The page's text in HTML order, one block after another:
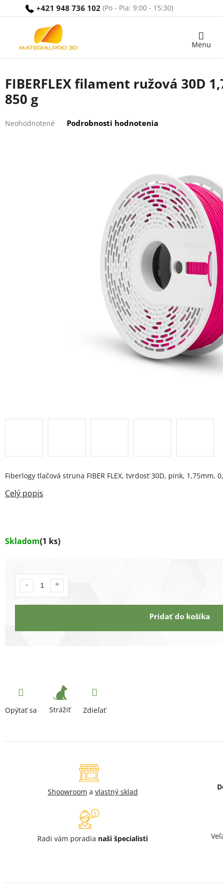
+421 948 736 102
Nákupný
FIBERFLEX filament ružová 30D
850 g
hodnotenie
Neohodnotené Podrobnosti hodnotenia
Skladom(1 ks)
Pridať do košíka
Fiberlogy tlačová struna FIBER FLEX, tvrdosť 30D, pink, 1,75mm,
Opýtať sa Strážiť Zdieľať
Shoowroom a vlastný sklad
Radi vám poradia naši špecialisti